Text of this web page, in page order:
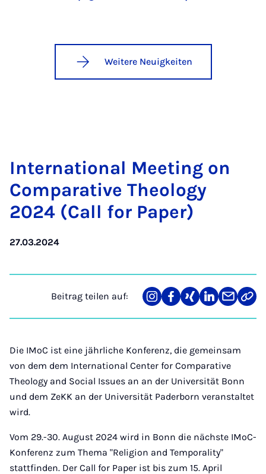
Weitere Neuigkeiten
In­ter­na­ti­o­nal Mee­ting on
Com­pa­ra­ti­ve Theo­lo­gy
2024 (Call for Pa­per)
27.03.2024
Beitrag teilen auf:
Teilen
auf
Teilen
auf
Teilen
auf
Teilen
auf
Teilen
über
Link
Die IMoC ist eine jährliche Konferenz, die gemeinsam
von dem dem International Center for Comparative
Theology and Social Issues an an der Universität Bonn
und dem ZeKK an der Universität Paderborn veranstaltet
wird.
Vom 29.-30. August 2024 wird in Bonn die nächste IMoC-
Konferenz zum Thema "Religion and Temporality"
stattfinden. Der Call for Paper ist bis zum 15. April